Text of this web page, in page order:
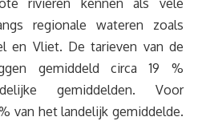
rivieren kennen als vele
regionale wateren zoals
en Vliet. De tarieven van de
gemiddeld circa 19 %
gemiddelden. Voor
van het landelijk gemiddelde.